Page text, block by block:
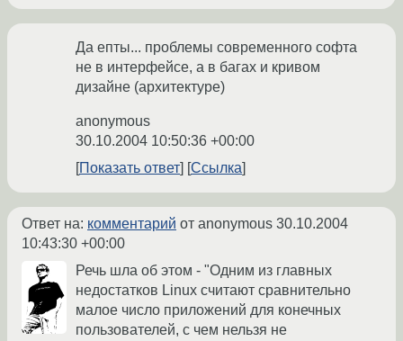
Да епты... проблемы современного софта
не в интерфейсе, а в багах и кривом
дизайне (архитектуре)
anonymous
30.10.2004 10:50:36 +00:00
Показать ответ
Ссылка
Ответ на: комментарий от anonymous 30.10.2004
10:43:30 +00:00
Речь шла об этом - "Одним из главных
недостатков Linux считают сравнительно
малое число приложений для конечных
пользователей, с чем нельзя не